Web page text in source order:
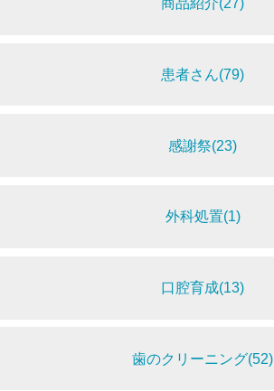
商品紹介(27)
患者さん(79)
感謝祭(23)
外科処置(1)
口腔育成(13)
歯のクリーニング(52)